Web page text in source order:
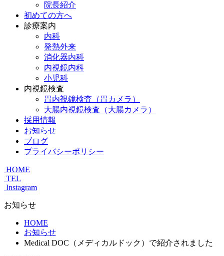
院長紹介
初めての方へ
診療案内
内科
発熱外来
消化器内科
内視鏡内科
小児科
内視鏡検査
胃内視鏡検査（胃カメラ）
大腸内視鏡検査（大腸カメラ）
採用情報
お知らせ
ブログ
プライバシーポリシー
HOME
TEL
Instagram
お知らせ
HOME
お知らせ
Medical DOC（メディカルドック）で紹介されました